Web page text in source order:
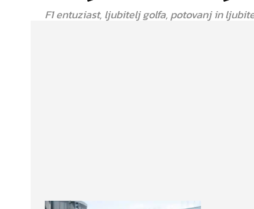
F1 entuziast, ljubitelj golfa, potovanj in